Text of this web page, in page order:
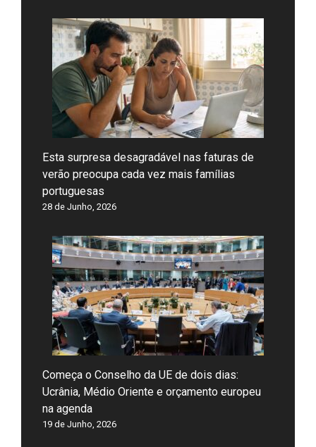
Esta surpresa desagradável nas faturas de
verão preocupa cada vez mais famílias
portuguesas
28 de Junho, 2026
Começa o Conselho da UE de dois dias:
Ucrânia, Médio Oriente e orçamento europeu
na agenda
19 de Junho, 2026